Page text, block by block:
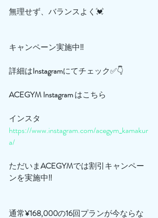
無理せず、バランスよく💓
キャンペーン実施中‼️
詳細はInstagramにてチェック✅👇
ACEGYMInstagram はこちら
インスタ
https://www.instagram.com/acegym_kamakur
a/
ただいまACEGYMでは割引キャンペー
ンを実施中‼️
通常¥168,000の16回プランが今ならな